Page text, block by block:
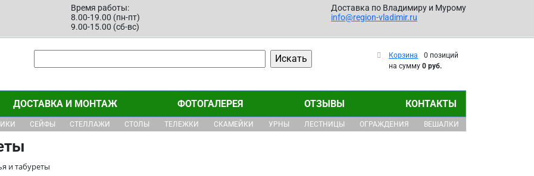
Время работы:
8.00-19.00 (пн-пт)
9.00-15.00 (сб-вс)
Доставка по Владимиру и Мурому
info@region-vladimir.ru
Корзина
0 позиций
на сумму 0 руб.
ДОСТАВКА И МОНТАЖ ФОТОГАЛЕРЕЯ ОТЗЫВЫ КОНТАКТЫ
СЕЙФЫ СТЕЛЛАЖИ СТОЛЫ ТЕЛЕЖКИ СКАМЕЙКИ УРНЫ ЛЕСТНИЦЫ ОГРАЖДЕНИЯ ВЕШАЛКИ
и табуреты